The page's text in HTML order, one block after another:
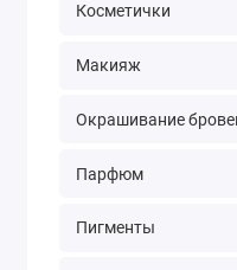
Косметички
Макияж
Окрашивание
Парфюм
Пигменты